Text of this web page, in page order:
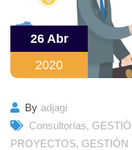
26 Abr
2020
By adjagi
Consultorías,
PROYECTOS, GESTIÓN